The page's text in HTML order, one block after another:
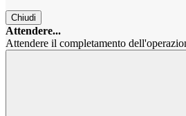
Chiudi
Attendere...
Attendere il completamento